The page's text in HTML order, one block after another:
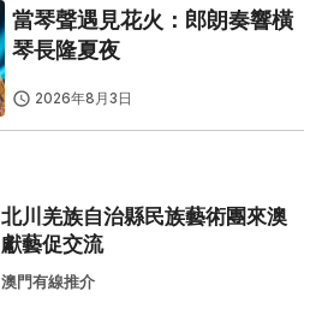
當琴聲遇見花火：郎朗奏響橫
琴長隆夏夜
2026年8月3日
北川羌族自治縣民族藝術團來澳
獻藝促交流
澳門有線推介